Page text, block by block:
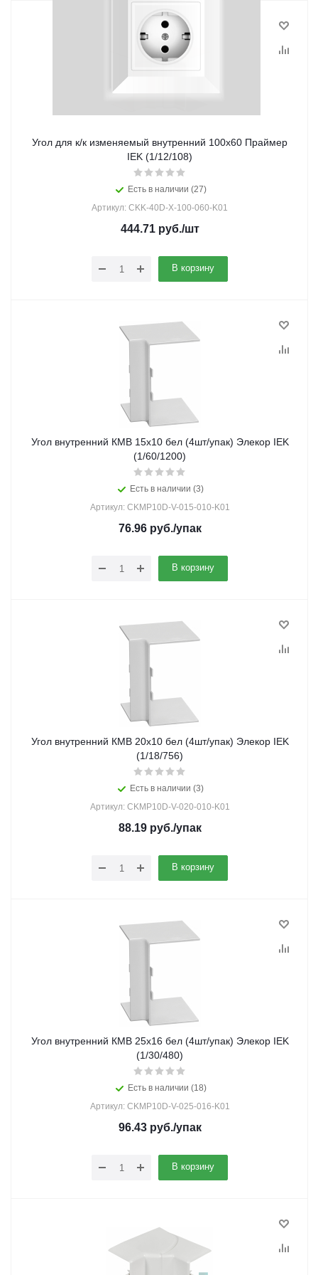
Угол для к/к изменяемый внутренний 100х60 Праймер
IEK (1/12/108)
Есть в наличии (27)
Артикул: CKK-40D-X-100-060-K01
444.71руб./шт
В корзину
Угол внутренний КМВ 15х10 бел (4шт/упак) Элекор IEK
(1/60/1200)
Есть в наличии (3)
Артикул: CKMP10D-V-015-010-K01
76.96руб./упак
В корзину
Угол внутренний КМВ 20х10 бел (4шт/упак) Элекор IEK
(1/18/756)
Есть в наличии (3)
Артикул: CKMP10D-V-020-010-K01
88.19руб./упак
В корзину
Угол внутренний КМВ 25х16 бел (4шт/упак) Элекор IEK
(1/30/480)
Есть в наличии (18)
Артикул: CKMP10D-V-025-016-K01
96.43руб./упак
В корзину